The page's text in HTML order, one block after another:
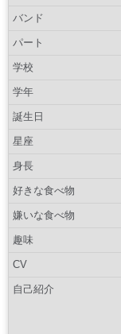
バンド
パート
学校
学年
誕生日
星座
身長
好きな食べ物
嫌いな食べ物
趣味
CV
自己紹介